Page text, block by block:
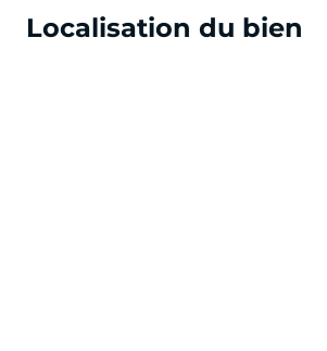
Localisation du bien